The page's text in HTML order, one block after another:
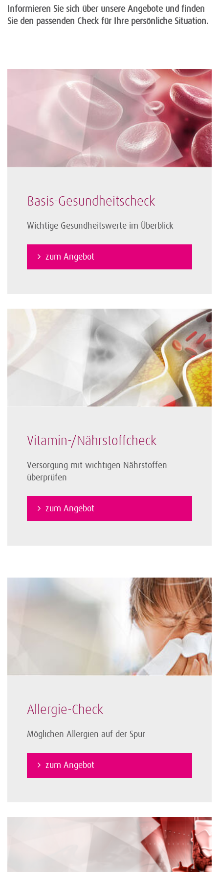
Informieren Sie sich über unsere Angebote und finden
Sie den passenden Check für Ihre persönliche Situation.
Basis-Gesundheitscheck
Wichtige Gesundheitswerte im Überblick
zum Angebot
Vitamin-/Nährstoffcheck
Versorgung mit wichtigen Nährstoffen
überprüfen
zum Angebot
Allergie-Check
Möglichen Allergien auf der Spur
zum Angebot